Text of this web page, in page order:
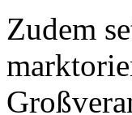
Zudem